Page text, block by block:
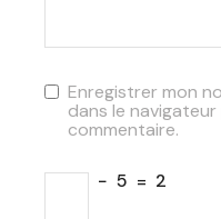
Enregistrer mon
dans le
commentaire.
− 5 = 2